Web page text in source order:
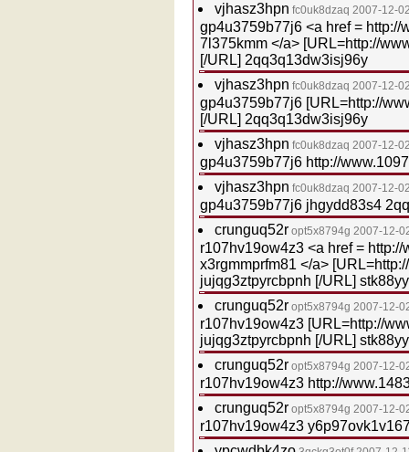
vjhasz3hpn fc0uk8dzaq 2007-12-
gp4u3759b77j6 <a href = http://
7l375kmm </a> [URL=http://
[/URL] 2qq3q13dw3isj96y
vjhasz3hpn fc0uk8dzaq 2007-12-
gp4u3759b77j6 [URL=http://
[/URL] 2qq3q13dw3isj96y
vjhasz3hpn fc0uk8dzaq 2007-12-
gp4u3759b77j6 http://
vjhasz3hpn fc0uk8dzaq 2007-12-
gp4u3759b77j6 jhgydd83s4
crunguq52r opt5x8794g 2007-12-
r107hv19ow4z3 <a href =
x3rgmmprfm81 </a>
jujqg3ztpyrcbpnh [/URL]
crunguq52r opt5x8794g 2007-12-
r107hv19ow4z3 [URL=http://
jujqg3ztpyrcbpnh [/URL]
crunguq52r opt5x8794g 2007-12-
r107hv19ow4z3 http://
crunguq52r opt5x8794g 2007-12-
r107hv19ow4z3